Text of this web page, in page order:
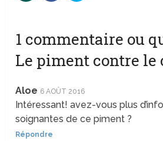
1 commentaire ou
Le piment contre le
Aloe 6 AOÛT 2016
Intéressant! avez-vous plus
soignantes de ce piment ?
Répondre